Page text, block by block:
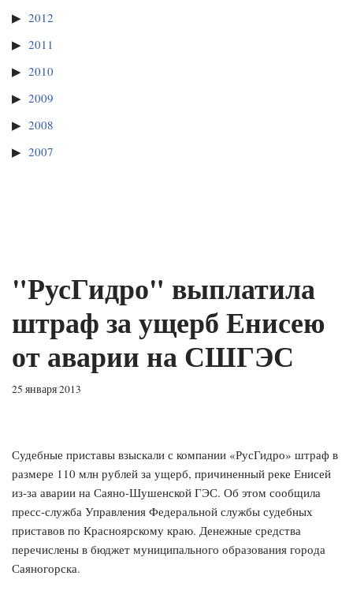
2012
2011
2010
2009
2008
2007
"РусГидро" выплатила
штраф за ущерб Енисею
от аварии на СШГЭС
25 января 2013
Судебные приставы взыскали с компании «РусГидро» штраф в
размере 110 млн рублей за ущерб, причиненный реке Енисей
из-за аварии на Саяно-Шушенской ГЭС. Об этом сообщила
пресс-служба Управления Федеральной службы судебных
приставов по Красноярскому краю. Денежные средства
перечислены в бюджет муниципального образования города
Саяногорска.